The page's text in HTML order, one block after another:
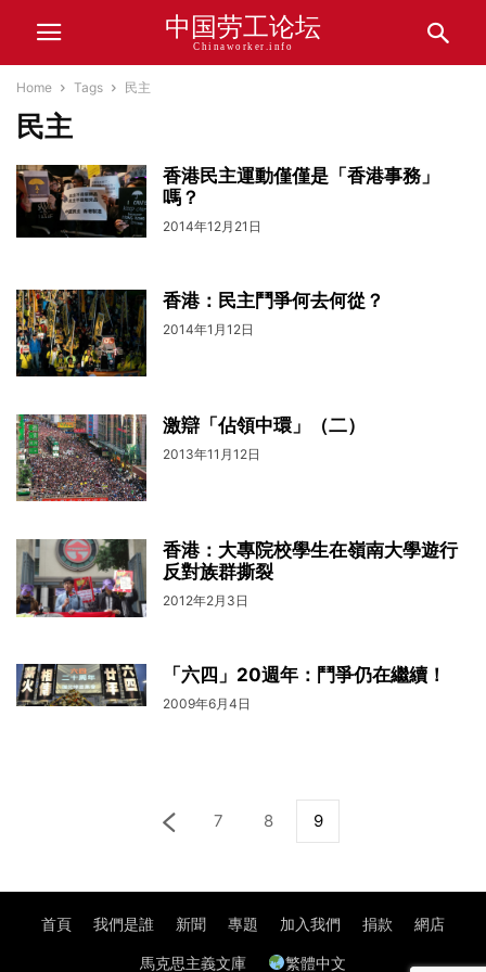
中国劳工论坛
Chinaworker.info
Home Tags 民主
民主
香港民主運動僅僅是「香港事務」
嗎？
2014年12月21日
香港：民主鬥爭何去何從？
2014年1月12日
激辯「佔領中環」（二）
2013年11月12日
香港：大專院校學生在嶺南大學遊行
反對族群撕裂
2012年2月3日
「六四」20週年：鬥爭仍在繼續！
2009年6月4日
7 8 9
首頁 我們是誰 新聞 專題 加入我們 捐款 網店
馬克思主義文庫 繁體中文